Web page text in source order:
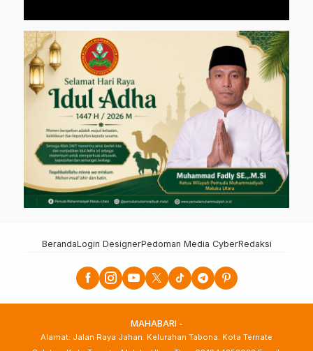
BerandaLogin DesignerPedoman Media CyberRedaksi
MAHABARI -
Alamat: Jalan Raya Jahan. Kelurahan Tabona. Kota Ternate